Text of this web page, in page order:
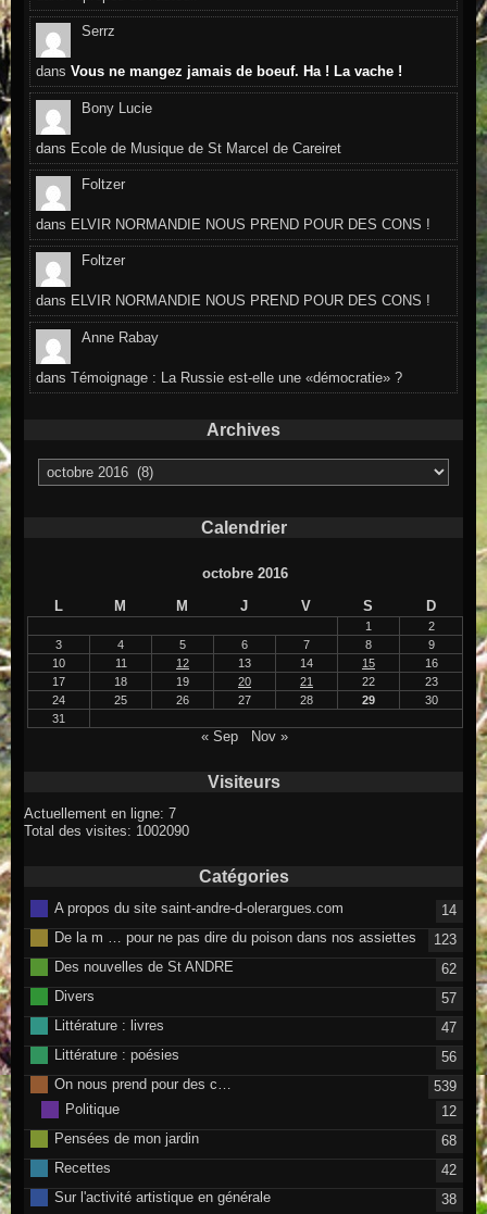
Serrz
dansVous ne mangez jamais de boeuf. Ha ! La vache !
Bony Lucie
dans Ecole de Musique de St Marcel de Careiret
Foltzer
dans ELVIR NORMANDIE NOUS PREND POUR DES CONS !
Foltzer
dans ELVIR NORMANDIE NOUS PREND POUR DES CONS !
Anne Rabay
dansTémoignage : La Russie est-elle une «démocratie» ?
Archives
Archives
Calendrier
octobre 2016
L
M M J V S D
1
2
3
4 5 6 7 8
9
10
11 12 13 14 15
16
17
18 19 20 21 22
23
24
25 26 27 28 29
30
31
« Sep Nov »
Visiteurs
Actuellement en ligne: 7
Total des visites: 1002090
Catégories
A propos du site saint-andre-d-olerargues.com
14
De la m … pour ne pas dire du poison dans nos assiettes
123
Des nouvelles de St ANDRE
62
Divers
57
Littérature : livres
47
Littérature : poésies
56
On nous prend pour des c…
539
Politique
12
Pensées de mon jardin
68
Recettes
42
Sur l'activité artistique en générale
38